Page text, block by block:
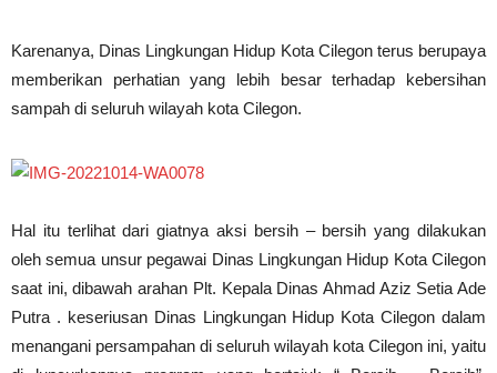
Karenanya, Dinas Lingkungan Hidup Kota Cilegon terus berupaya
memberikan perhatian yang lebih besar terhadap kebersihan
sampah di seluruh wilayah kota Cilegon.
Hal itu terlihat dari giatnya aksi bersih – bersih yang dilakukan
oleh semua unsur pegawai Dinas Lingkungan Hidup Kota Cilegon
saat ini, dibawah arahan Plt. Kepala Dinas Ahmad Aziz Setia Ade
Putra . keseriusan Dinas Lingkungan Hidup Kota Cilegon dalam
menangani persampahan di seluruh wilayah kota Cilegon ini, yaitu